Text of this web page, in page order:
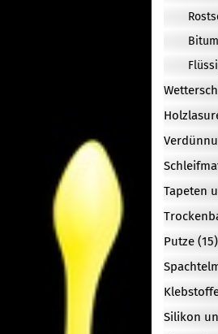
Tapeten
Putze (15)
Silikon